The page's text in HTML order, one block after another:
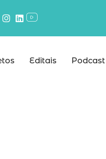
Editais Podcast